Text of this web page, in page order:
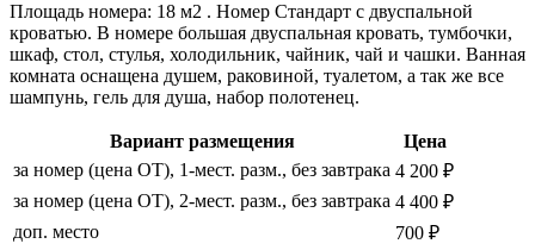
Площадь номера: 18 м2 . Номер Стандарт с двуспальной
кроватью. В номере большая двуспальная кровать, тумбочки,
шкаф, стол, стулья, холодильник, чайник, чай и чашки. Ванная
комната оснащена душем, раковиной, туалетом, а так же все
шампунь, гель для душа, набор полотенец.
Вариант размещения
Цена
за номер (цена ОТ), 1-мест. разм., без завтрака 4 200 ₽
за номер (цена ОТ), 2-мест. разм., без завтрака 4 400 ₽
доп. место
700 ₽